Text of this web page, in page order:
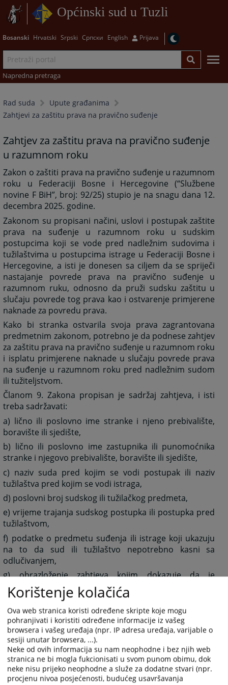
Općinski sud u Tuzli
Bosanski Hrvatski Srpski Српски English Prijava
Napredna pretraga
Rad suda
Upute građanima
Zahtjevi za zaštitu prava na pravično suđenje
Zahtjev za zaštitu prava na pravično suđenje
u razumnom roku
Zakon o zaštiti prava na pravično suđenje u razumnom
roku u Federaciji Bosne i Hercegovine (“Službene
novine F BiH”, broj: 92/25) stupio je na snagu dana 12.
decembra 2025. godine.
Zakonom su propisani načini, uslovi i postupak zaštite
prava na suđenje u razumnom roku u sudskim
postupcima koji se vode pred nadležnim sudovima i
tužilaštvima u postupcima istrage u Federaciji Bosne i
Hercegovine, a isti je donesen sa ciljem da se spriječi
nastajanje povrede prava na pravično suđenje u
razumnom ruku, odnosno da pruži sudsku zaštitu u
slučaju povrede tog prava kao i ostvarenje primjerene
naknade za povredu prava.
Kako bi stranka ostvarila svoja prava zagrantovana
predmetnim zakonom, potrebno je da podnese zahtjev
za zaštitu prava na pravično suđenje u razumnom roku
i isplatu primjerene naknade u slučaju povrede prava
na suđenje u razumnom roku pred nadležnim sudom
ili tužiteljstvom.
Članom 9. Zakona propisan je sadržaj zahtjeva, i isti
treba sadržavati:
a) lično ili poslovno ime stranke i njeno prebivalište,
boravište ili sjedište,
b) lično ili poslovno ime zastupnika ili punomoćnika
stranke i njegovo prebivalište, boravište ili sjedište,
c) naziv suda pred kojim se vodi postupak ili naziv
tužilaštva pred kojim se vodi istraga,
d) poslovni broj sudskog ili tužilačkog predmeta,
e) vrijeme trajanja sudskog postupka ili postupka pred
tužilaštvom,
f) podatke o predmetu suđenja ili istrage koji ukazuju
na to da sud ili tužilaštvo nepotrebno kasni sa
odlučivanjem,
g) obrazloženje zahtjeva kojim dokazuje da je
povrijeđeno pravo na suđenje u razumnom roku,
h) zahtjev za isplatu primjerene naknade,
i) svojeručni potpis stranke ili zastupnika ili
punomoćnika stranke.
U odsustvu nekog od gore navedenih elementa zahtjev
se odbacuje bez ispitnog postupka. Napominje se da je
na osnovu člana 22. navedenog zakona određeno da
stranka koja je podnijela apelaciju Ustavnom sudu
Korištenje kolačića
Ova web stranica koristi određene skripte koje mogu
pohranjivati i koristiti određene informacije iz vašeg
browsera i vašeg uređaja (npr. IP adresa uređaja, varijable o
sesiji unutar browsera, ...).
Neke od ovih informacija su nam neophodne i bez njih web
stranica ne bi mogla fukcionisati u svom punom obimu, dok
neke nisu prijeko neophodne a služe za dodatne stvari (npr.
procjenu nivoa posjećenosti, budućeg usavršavanja